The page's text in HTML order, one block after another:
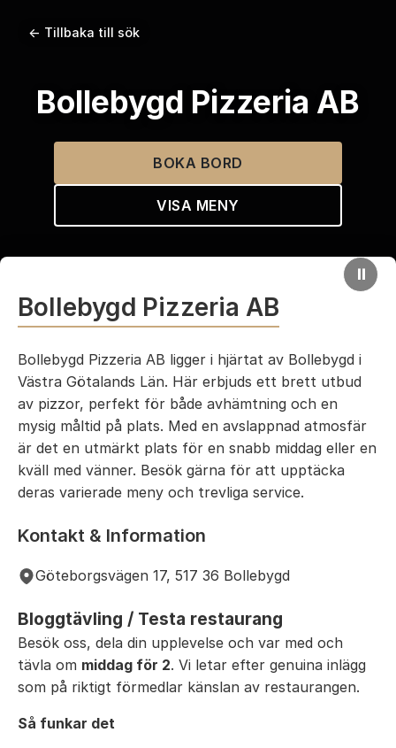
← Tillbaka till sök
Bollebygd Pizzeria AB
BOKA BORD
VISA MENY
⏸
Bollebygd Pizzeria AB
Bollebygd Pizzeria AB ligger i hjärtat av Bollebygd i
Västra Götalands Län. Här erbjuds ett brett utbud
av pizzor, perfekt för både avhämtning och en
mysig måltid på plats. Med en avslappnad atmosfär
är det en utmärkt plats för en snabb middag eller en
kväll med vänner. Besök gärna för att upptäcka
deras varierade meny och trevliga service.
Kontakt & Information
Göteborgsvägen 17, 517 36 Bollebygd
Bloggtävling / Testa restaurang
Besök oss, dela din upplevelse och var med och
tävla om middag för 2. Vi letar efter genuina inlägg
som på riktigt förmedlar känslan av restaurangen.
Så funkar det